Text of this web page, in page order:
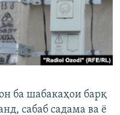
ба шабакаҳои барқ
сабаб садама ва ё